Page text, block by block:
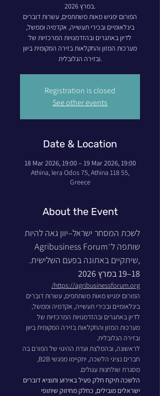
במרץ 2026.
הפורום יפגיש מאות משתתפים, עשרות דוברים
בינלאומיים ובכירי תעשייה, אקדמיה וממשל,
לדיון באתגרים ובהזדמנויות המרכזיות של
מערכות המזון והחקלאות בזירה המקומית ביוון
ובזירה הגלובלית.
Registration is closed
See other events
Date & Location
18 Mar 2026, 19:00 – 19 Mar 2026, 19:00
Athina, Iera Odos 75, Athina 118 55,
Greece
About the Event
לשכת המסחר ישראל–יוון גאה להיות
,שיתקיים באתונה בפעם השלישית.
18–19 במרץ
2026
https://agribusinessforum.org/
הפורום יפגיש מאות משתתפים, עשרות דוברים
בינלאומיים ובכירי תעשייה, אקדמיה וממשל,
לדיון באתגרים ובהזדמנויות המרכזיות של
מערכות המזון והחקלאות בזירה המקומית ביוון
ובזירה הגלובלית.
לראשונה, ובהמלצת ועדת ההיגוי של הפורם בה
חברים נציגי הלשכה, יתקיימו מפגשי B2B,
מסגרת שולחנות עגולים.
הלשכה תיקח חלק פעיל באירוע ותוציא דוברים
ישראלים מובילים, כחלק מחיזוק שיתופי